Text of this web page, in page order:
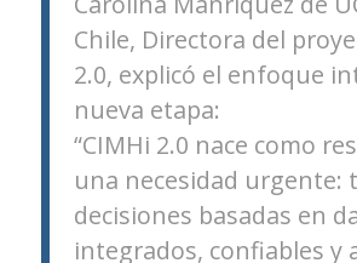
Chile, Directora del
2.0, explicó el enfoque
nueva etapa:
“CIMHi 2.0 nace como
una necesidad urgente:
decisiones basadas en
integrados, confiables y